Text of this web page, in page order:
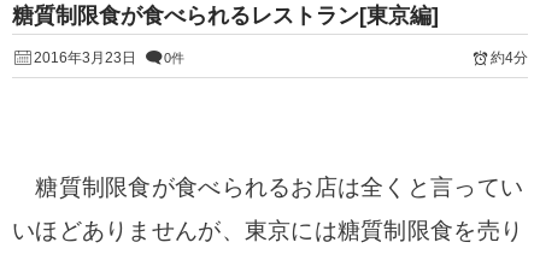
糖質制限食が食べられるレストラン[東京編]
2016年3月23日 0件 約4分
糖質制限食が食べられるお店は全くと言ってい
いほどありませんが、東京には糖質制限食を売り